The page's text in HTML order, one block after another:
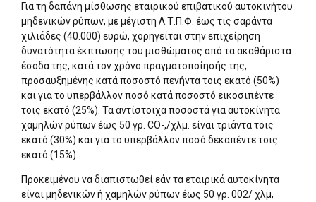
Για τη δαπάνη μίσθωσης εταιρικού επιβατικού αυτοκινήτου
μηδενικών ρύπων, με μέγιστη Λ.Τ.Π.Φ. έως τις σαράντα
χιλιάδες (40.000) ευρώ, χορηγείται στην επιχείρηση
δυνατότητα έκπτωσης του μισθώματος από τα ακαθάριστα
έσοδά της, κατά τον χρόνο πραγματοποίησής της,
προσαυξημένης κατά ποσοστό πενήντα τοις εκατό (50%)
και για το υπερβάλλον ποσό κατά ποσοστό εικοσιπέντε
τοις εκατό (25%). Τα αντίστοιχα ποσοστά για αυτοκίνητα
χαμηλών ρύπων έως 50 γρ. CO-,/χλμ. είναι τριάντα τοις
εκατό (30%) και για το υπερβάλλον ποσό δεκαπέντε τοις
εκατό (15%).
Προκειμένου να διαπιστωθεί εάν τα εταιρικά αυτοκίνητα
είναι μηδενικών ή χαμηλών ρύπων έως 50 γρ. 002/ χλμ,